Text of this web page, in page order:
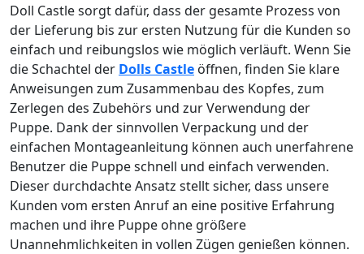
Doll Castle sorgt dafür, dass der gesamte Prozess von
der Lieferung bis zur ersten Nutzung für die Kunden so
einfach und reibungslos wie möglich verläuft. Wenn Sie
die Schachtel der Dolls Castle öffnen, finden Sie klare
Anweisungen zum Zusammenbau des Kopfes, zum
Zerlegen des Zubehörs und zur Verwendung der
Puppe. Dank der sinnvollen Verpackung und der
einfachen Montageanleitung können auch unerfahrene
Benutzer die Puppe schnell und einfach verwenden.
Dieser durchdachte Ansatz stellt sicher, dass unsere
Kunden vom ersten Anruf an eine positive Erfahrung
machen und ihre Puppe ohne größere
Unannehmlichkeiten in vollen Zügen genießen können.